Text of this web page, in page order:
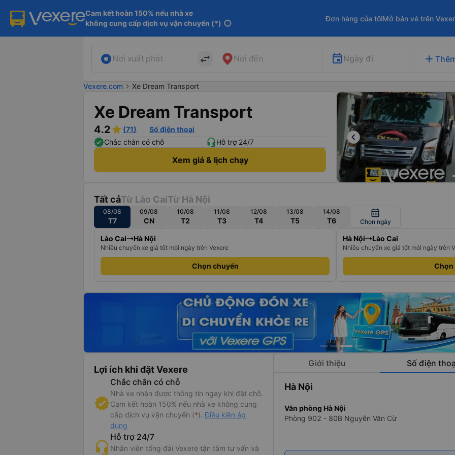
Cam kết hoàn 150% nếu nhà xe
không cung cấp dịch vụ vận chuyển (*) info
Đơn hàng của tôiMở bán vé trên
Nơi xuất phát import_export Nơi đến Ngày đi add
Vexere.com chevron_right Xe Dream Transport
Xe Dream Transport
4.2 (71)
Số điện thoại
Chắc chắn có chỗ
Hỗ trợ 24/7
Xem giá & lịch chạy
keyboard_arrow_left
Tất cảTừ Lào CaiTừ Hà Nội
08/08
T7
09/08
CN
10/08
T2
11/08
T3
12/08
T4
13/08
T5
14/08
T6
calendar_month
Chọn ngày
Lào Cai Hà Nội
Nhiều chuyến xe giá tốt mỗi ngày trên Vexere
Chọn chuyến
Hà Nội Lào Cai
Nhiều chuyến xe giá tốt mỗi ngày trên
Chọn
Lợi ích khi đặt Vexere
Chắc chắn có chỗ
Nhà xe nhận được thông tin ngay khi đặt chỗ.
Cam kết hoàn 150% nếu nhà xe không cung
cấp dịch vụ vận chuyển (*). Điều kiện áp
dụng
Hỗ trợ 24/7
Nhân viên tổng đài Vexere tận tâm tư vấn và
Giới thiệu Số điện
tin xe Dream Transport
xe Dream Transport đi Sapa từ Hà Nội
Transport đi Sapa là hãng xe Vip Limosine 9 chỗ chuyên nghiệp phục vụ hành
tuyến đường Hà Nội – Sapa; Hà Nội – Hạ Long và ngược lại.
Hà Nội
Văn phòng Hà Nội
Phòng 902 - 80B Nguyễn Văn Cừ